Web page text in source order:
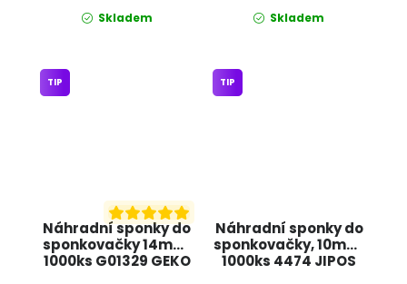
Skladem Skladem
Náhradní sponky do
sponkovačky 14mm,
1000ks G01329 GEKO
TIP
Náhradní sponky do
sponkovačky, 10mm,
1000ks 4474 JIPOS
TIP